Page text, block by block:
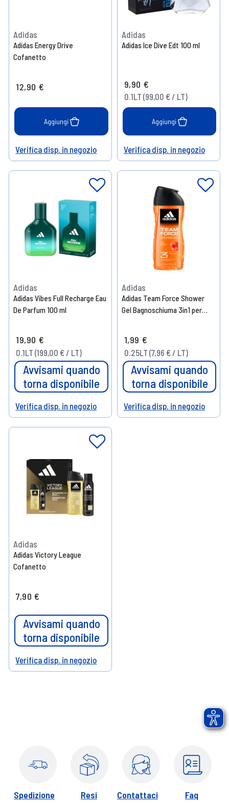
Adidas
Adidas Energy Drive
Cofanetto
12,90 €
Aggiungi
Help
Verifica disp. in negozio
Adidas
Adidas Ice Dive Edt 100 ml
9,90 €
0.1LT (99,00 € / LT)
Aggiungi
Help
Verifica disp. in negozio
Adidas
Adidas Vibes Full Recharge Eau
De Parfum 100 ml
19,90 €
0.1LT (199,00 € / LT)
Avvisami quando
torna disponibile
Help
Verifica disp. in negozio
Adidas
Adidas Team Force Shower
Gel Bagnoschiuma 3in1 per
1,99 €
0.25LT (7,96 € / LT)
Avvisami quando
torna disponibile
Help
Verifica disp. in negozio
Adidas
Adidas Victory League
Cofanetto
7,90 €
Avvisami quando
torna disponibile
Help
Verifica disp. in negozio
Spedizione Resi Contattaci Faq